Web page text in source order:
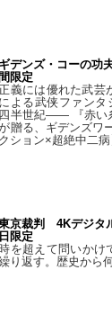
ギデンズ・コーの功
間限定
義には優れた武芸
による武侠ファンタ
四半世紀―― 『赤い
贈る、ギデンズワ
クション×超絶中二病
京裁判 4Kデジタ
日限定
時を超えて問いか
り返す。歴史から